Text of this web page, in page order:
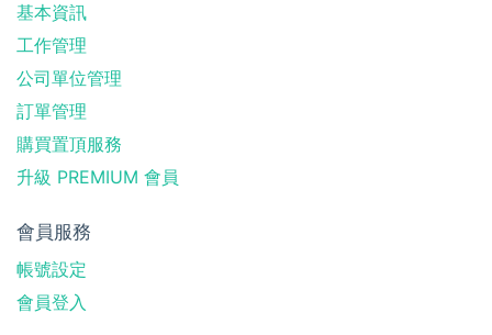
基本資訊
工作管理
公司單位管理
訂單管理
購買置頂服務
升級 PREMIUM 會員
會員服務
帳號設定
會員登入